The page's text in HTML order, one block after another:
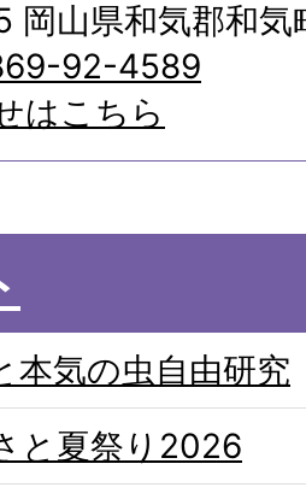
岡山県和気郡和気
92-4589
はこちら
本気の虫自由研究
と夏祭り2026